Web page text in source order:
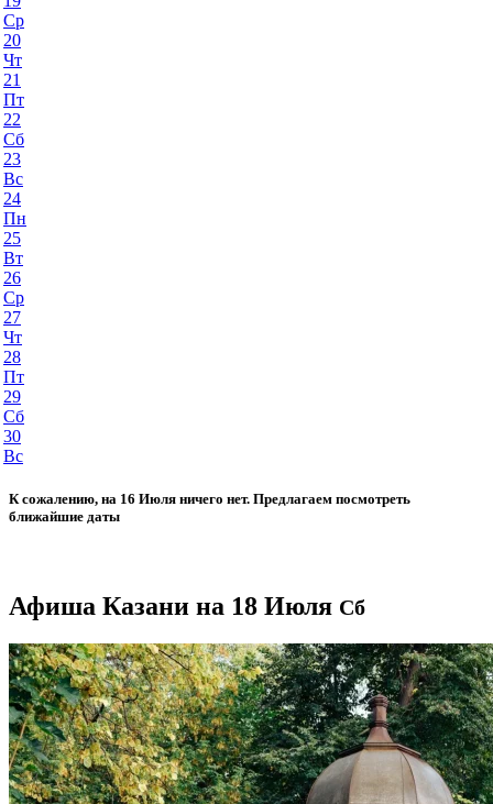
Ср
20
Чт
21
Пт
22
Сб
23
Вс
24
Пн
25
Вт
26
Ср
27
Чт
28
Пт
29
Сб
30
Вс
К сожалению, на 16 Июля ничего нет. Предлагаем посмотреть
ближайшие даты
Афиша Казани на 18 Июля Сб